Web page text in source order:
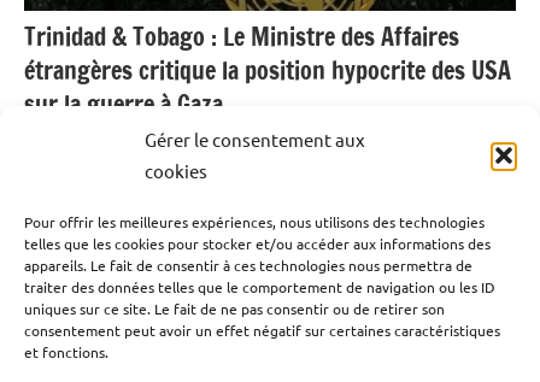
Gérer le consentement aux
cookies
Pour offrir les meilleures expériences, nous utilisons des technologies
telles que les cookies pour stocker et/ou accéder aux informations des
appareils. Le fait de consentir à ces technologies nous permettra de
traiter des données telles que le comportement de navigation ou les ID
uniques sur ce site. Le fait de ne pas consentir ou de retirer son
consentement peut avoir un effet négatif sur certaines caractéristiques
et fonctions.
Trinidad & Tobago : Le Ministre des Affaires
étrangères critique la position hypocrite des USA
sur la guerre à Gaza.
1 octobre 2024 Emrick Leandre
Lors de la 79th Assemblée des Nations Unies à New-
York, le Ministre des Affaires étrangères de Trinidad &
Tobago a apporté le soutien de son pays à la Palestine et
a critiqué la position hypocrite des Etats-Unis concernant
la guerre à Gaza.